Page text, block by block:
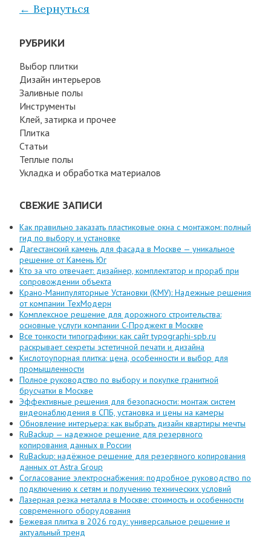
← Вернуться
РУБРИКИ
Выбор плитки
Дизайн интерьеров
Заливные полы
Инструменты
Клей, затирка и прочее
Плитка
Статьи
Теплые полы
Укладка и обработка материалов
СВЕЖИЕ ЗАПИСИ
Как правильно заказать пластиковые окна с монтажом: полный
гид по выбору и установке
Дагестанский камень для фасада в Москве — уникальное
решение от Камень Юг
Кто за что отвечает: дизайнер, комплектатор и прораб при
сопровождении объекта
Крано-Манипуляторные Установки (КМУ): Надежные решения
от компании ТехМодерн
Комплексное решение для дорожного строительства:
основные услуги компании C-Проджект в Москве
Все тонкости типографики: как сайт typographi-spb.ru
раскрывает секреты эстетичной печати и дизайна
Кислотоупорная плитка: цена, особенности и выбор для
промышленности
Полное руководство по выбору и покупке гранитной
брусчатки в Москве
Эффективные решения для безопасности: монтаж систем
видеонаблюдения в СПБ, установка и цены на камеры
Обновление интерьера: как выбрать дизайн квартиры мечты
RuBackup — надежное решение для резервного
копирования данных в России
RuBackup: надёжное решение для резервного копирования
данных от Astra Group
Согласование электроснабжения: подробное руководство по
подключению к сетям и получению технических условий
Лазерная резка металла в Москве: стоимость и особенности
современного оборудования
Бежевая плитка в 2026 году: универсальное решение и
актуальный тренд